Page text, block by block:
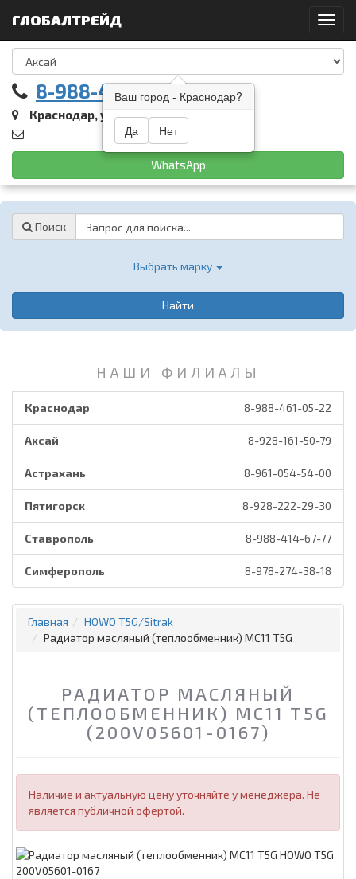
ГЛОБАЛТРЕЙД
8-988-461-05-22
Краснодар, ул. Восточный обход, 9
WhatsApp
Поиск
Выбрать марку
Найти
НАШИ ФИЛИАЛЫ
Краснодар 8-988-461-05-22
Аксай 8-928-161-50-79
Астрахань 8-961-054-54-00
Пятигорск 8-928-222-29-30
Ставрополь 8-988-414-67-77
Симферополь 8-978-274-38-18
Главная
HOWO T5G/Sitrak
Радиатор масляный (теплообменник) MC11 T5G
РАДИАТОР МАСЛЯНЫЙ
(ТЕПЛООБМЕННИК) MC11 T5G
(200V05601-0167)
Наличие и актуальную цену уточняйте у менеджера. Не
является публичной офертой.
Ваш город - Краснодар?
Да Нет